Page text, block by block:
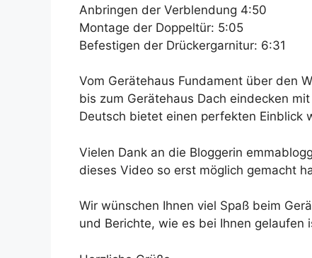
Anbringen der Verblendung 4:50
Montage der Doppeltür: 5:05
Befestigen der Drückergarnitur: 6:31
Vom Gerätehaus Fundament über den
bis zum Gerätehaus Dach eindecken
Deutsch bietet einen perfekten Einblick
Vielen Dank an die Bloggerin
dieses Video so erst möglich gemacht
Wir wünschen Ihnen viel Spaß beim
und Berichte, wie es bei Ihnen gelaufen